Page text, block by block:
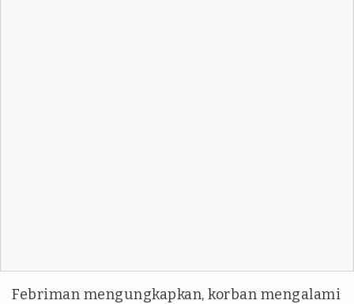
Febriman mengungkapkan, korban mengalami